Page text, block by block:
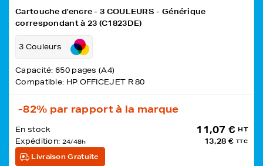
Cartouche d'encre - 3 COULEURS - Générique
correspondant à 23 (C1823DE)
3 Couleurs
Capacité: 650 pages (A4)
Compatible: HP OFFICEJET R 80
-82% par rapport à la marque
En stock
Expédition: 24/48h
11,07 € HT
13,28 € TTC
Livraison Gratuite